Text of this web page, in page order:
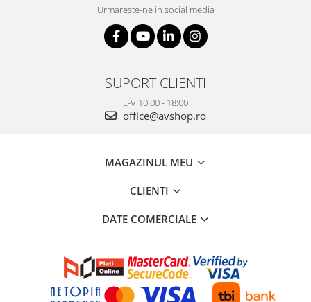
Urmareste-ne in social media
SUPORT CLIENTI
L-V 10:00 - 18:00
office@avshop.ro
MAGAZINUL MEU
CLIENTI
DATE COMERCIALE